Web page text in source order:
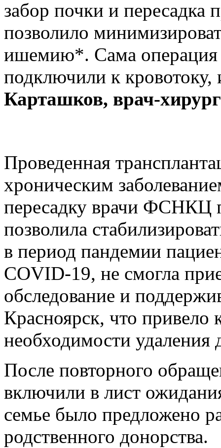
забор почки и
позволило
ишемию*. Сама операция
подключили к кровотоку,
Карташков, врач-
Проведенная
хроническим
пересадку врачи ФСНКЦ
позволила
в период пандемии
COVID‑19, не смогла
обследование и
Красноярск, что
необходимости удаления
После повторного
включили в лист
семье было предложено
родственного донорства.